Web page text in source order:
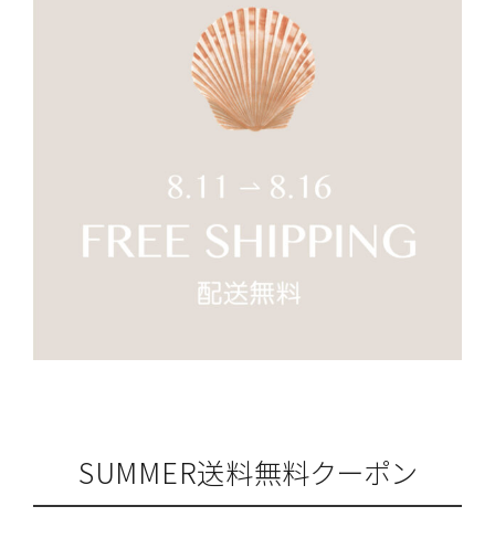
SUMMER送料無料クーポン